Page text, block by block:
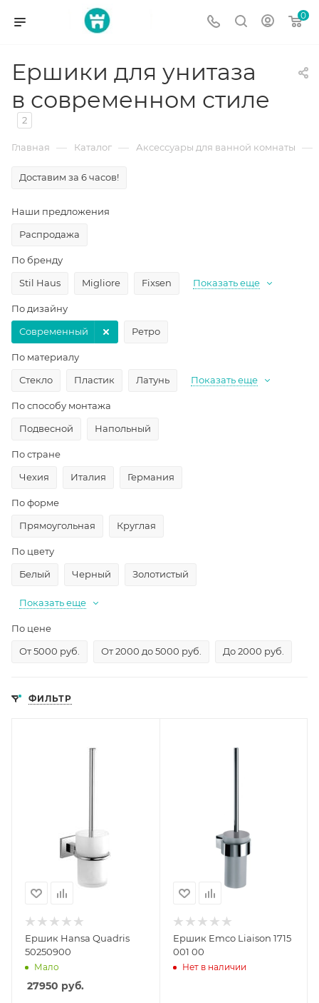
0
Ершики для унитаза
в современном стиле
2
Главная — Каталог — Аксессуары для ванной комнаты —
Доставим за 6 часов!
Наши предложения
Распродажа
По бренду
Stil Haus
Migliore Fixsen Показать еще
По дизайну
Ретро
Современный
По материалу
Стекло
Пластик Латунь Показать еще
По способу монтажа
Подвесной
Напольный
По стране
Чехия
Италия Германия
По форме
Прямоугольная
Круглая
По цвету
Белый
Черный Золотистый
Показать еще
По цене
От 5000 руб.
От 2000 до 5000 руб. До 2000 руб.
ФИЛЬТР
Ершик Hansa Quadris
50250900
Мало
27950 руб.
Ершик Emco Liaison 1715
001 00
Нет в наличии